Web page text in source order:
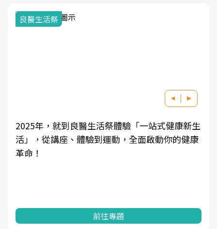
良醫生活祭
2025年，就到良醫生活祭體驗「一站式健康新生
活」，從講座、體驗到運動，全面啟動你的健康
革命！
前往專題